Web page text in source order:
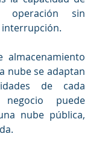
operación sin
almacenamiento
nube se adaptan
de cada
puede
nube pública,